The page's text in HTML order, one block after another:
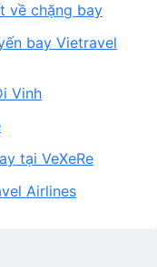
về chặng bay
bay Vietravel
Vinh
tại VeXeRe
Airlines